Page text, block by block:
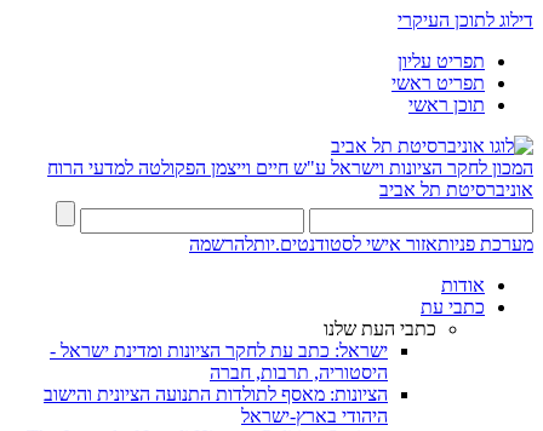
דילוג לתוכן העיקרי
תפריט עליון
תפריט ראשי
תוכן ראשי
המכון לחקר הציונות וישראל ע"ש חיים וייצמן הפקולטה למדעי הרוח
אוניברסיטת תל אביב
מערכת פניותאזור אישי לסטודנטים.יותלהרשמה
אודות
כתבי עת
כתבי העת שלנו
ישראל: כתב עת לחקר הציונות ומדינת ישראל -
היסטוריה, תרבות, חברה
הציונות: מאסף לתולדות התנועה הציונית והישוב
היהודי בארץ-ישראל